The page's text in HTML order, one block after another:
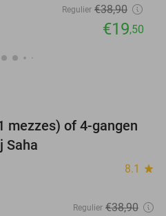
Regulier €38,90
€19,50
50%
mezzes) of 4-gangen
Saha
8.1 star
Regulier €38,90